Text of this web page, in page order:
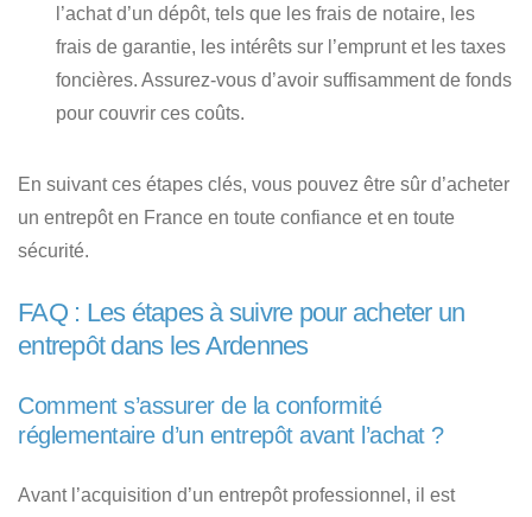
l’achat d’un dépôt, tels que les frais de notaire, les
frais de garantie, les intérêts sur l’emprunt et les taxes
foncières. Assurez-vous d’avoir suffisamment de fonds
pour couvrir ces coûts.
En suivant ces étapes clés, vous pouvez être sûr d’acheter
un entrepôt en France en toute confiance et en toute
sécurité.
FAQ : Les étapes à suivre pour acheter un
entrepôt dans les Ardennes
Comment s’assurer de la conformité
réglementaire d’un entrepôt avant l’achat ?
Avant l’acquisition d’un entrepôt professionnel, il est